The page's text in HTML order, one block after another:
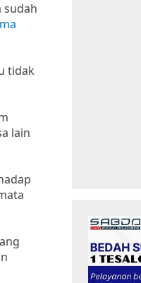
sudah
tidak
lain